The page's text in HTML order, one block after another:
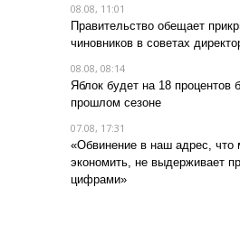
08.08, 11:01
Правительство обещает
чиновников в советах
08.08, 08:14
Яблок будет на 18 процентов
прошлом сезоне
07.08, 17:31
«Обвинение в наш адрес, что
экономить, не выдерживает
цифрами»